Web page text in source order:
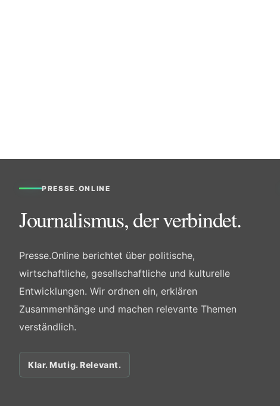
PRESSE.ONLINE
Journalismus, der verbindet.
Presse.Online berichtet über politische,
wirtschaftliche, gesellschaftliche und kulturelle
Entwicklungen. Wir ordnen ein, erklären
Zusammenhänge und machen relevante Themen
verständlich.
Klar. Mutig. Relevant.